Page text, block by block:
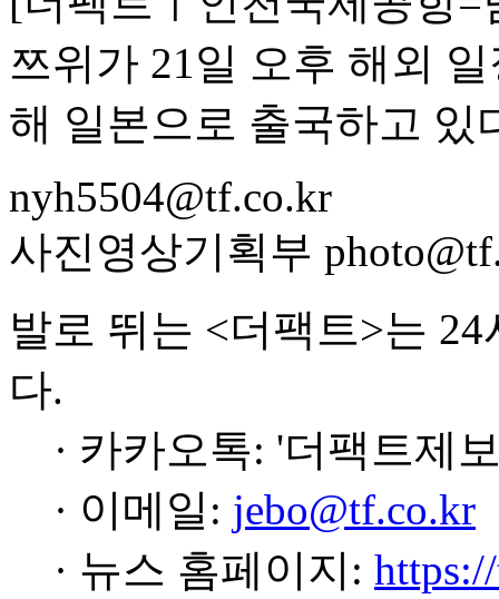
쯔위가 21일 오후 해외
해 일본으로 출국하고 있
nyh5504@tf.co.kr
사진영상기획부
발로 뛰는 <더팩트>는
다.
· 카카오톡: '더팩트제
· 이메일: jebo@tf.co.kr
· 뉴스 홈페이지: